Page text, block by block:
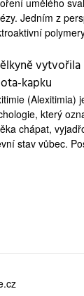
umělého
Jedním z
kapku
(Alexitimia)
který
chápat,
stav vůbec.